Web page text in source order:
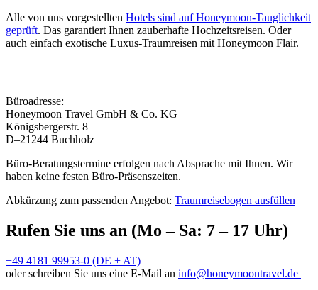
Alle von uns vorgestellten Hotels sind auf Honeymoon-Tauglichkeit
geprüft. Das garantiert Ihnen zauberhafte Hochzeitsreisen. Oder
auch einfach exotische Luxus-Traumreisen mit Honeymoon Flair.
Büroadresse:
Honeymoon Travel GmbH & Co. KG
Königsbergerstr. 8
D–21244 Buchholz
Büro-Beratungstermine erfolgen nach Absprache mit Ihnen. Wir
haben keine festen Büro-Präsenszeiten.
Abkürzung zum passenden Angebot: Traumreisebogen ausfüllen
Rufen Sie uns an (Mo – Sa: 7 – 17 Uhr)
+49 4181 99953-0 (DE + AT)
oder schreiben Sie uns eine E-Mail an info@honeymoontravel.de